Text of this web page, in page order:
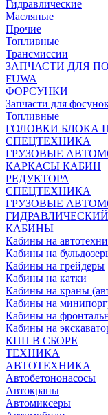
Гидравлические
Масляные
Прочие
Топливные
Трансмиссии
ЗАПЧАСТИ ДЛЯ
FUWA
ФОРСУНКИ
Запчасти для
Топливные
ГОЛОВКИ БЛОКА
СПЕЦТЕХНИКА
ГРУЗОВЫЕ
КАРКАСЫ КАБИН
РЕДУКТОРА
СПЕЦТЕХНИКА
ГРУЗОВЫЕ
КАБИНЫ
Кабины на
Кабины на
Кабины на грейдеры
Кабины на катки
Кабины на краны
Кабины на
Кабины на
Кабины на
КПП В СБОРЕ
ТЕХНИКА
АВТОТЕХНИКА
Автобетононасосы
Автокраны
Автомиксеры